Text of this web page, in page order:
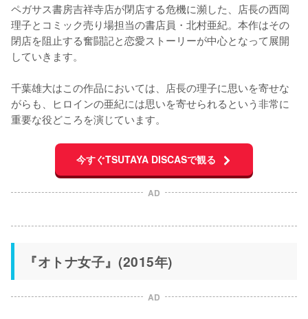
ペガサス書房吉祥寺店が閉店する危機に瀕した、店長の西岡
理子とコミック売り場担当の書店員・北村亜紀。本作はその
閉店を阻止する奮闘記と恋愛ストーリーが中心となって展開
していきます。
千葉雄大はこの作品においては、店長の理子に思いを寄せな
がらも、ヒロインの亜紀には思いを寄せられるという非常に
重要な役どころを演じています。
今すぐTSUTAYA DISCASで観る
AD
『オトナ女子』(2015年)
AD